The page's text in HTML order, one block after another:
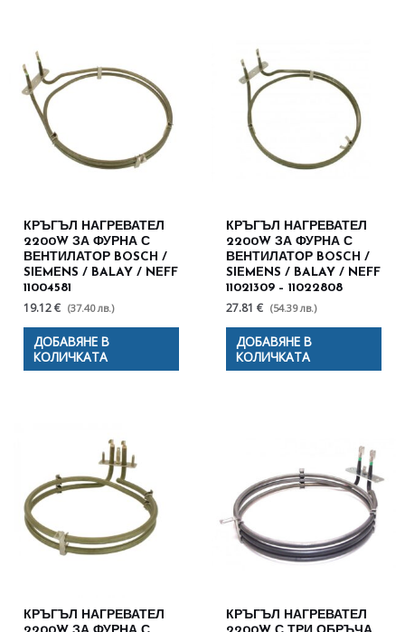
КРЪГЪЛ НАГРЕВАТЕЛ
2200W ЗА ФУРНА С
ВЕНТИЛАТОР BOSCH /
SIEMENS / BALAY / NEFF
11004581
19.12 € (37.40 лв.)
ДОБАВЯНЕ В
КОЛИЧКАТА
КРЪГЪЛ НАГРЕВАТЕЛ
2200W ЗА ФУРНА С
ВЕНТИЛАТОР BOSCH /
SIEMENS / BALAY / NEFF
11021309 – 11022808
27.81 € (54.39 лв.)
ДОБАВЯНЕ В
КОЛИЧКАТА
КРЪГЪЛ НАГРЕВАТЕЛ
КРЪГЪЛ НАГРЕВАТЕЛ